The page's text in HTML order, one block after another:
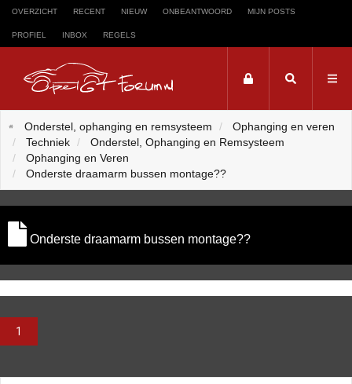
OVERZICHT RECENT NIEUW ONBEANTWOORD MIJN POSTS
PROFIEL INBOX REGELS
Trefwoord
Zoeken op trefwoord:
Onderstel, ophanging en remsysteem
Ophanging en veren
Techniek
Onderstel, Ophanging en Remsysteem
Ophanging en Veren
Onderste draamarm bussen montage??
Onderste draamarm bussen montage??
1